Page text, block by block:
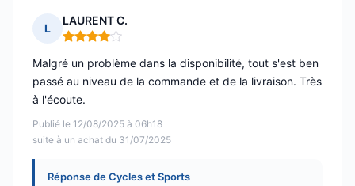
L
LAURENT C.
Note : 4 sur 5
Publié le 12/08/2025 à 06h18
suite à un achat du 31/07/2025
Malgré un problème dans la disponibilité, tout s'est ben
passé au niveau de la commande et de la livraison. Très
à l'écoute.
Réponse de Cycles et Sports